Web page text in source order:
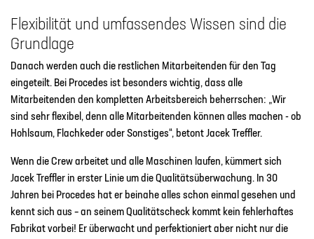
Flexibilität und umfassendes Wissen sind die
Grundlage
Danach werden auch die restlichen Mitarbeitenden für den Tag
eingeteilt. Bei Procedes ist besonders wichtig, dass alle
Mitarbeitenden den kompletten Arbeitsbereich beherrschen: „Wir
sind sehr flexibel, denn alle Mitarbeitenden können alles machen - ob
Hohlsaum, Flachkeder oder Sonstiges“, betont Jacek Treffler.
Wenn die Crew arbeitet und alle Maschinen laufen, kümmert sich
Jacek Treffler in erster Linie um die Qualitätsüberwachung. In 30
Jahren bei Procedes hat er beinahe alles schon einmal gesehen und
kennt sich aus – an seinem Qualitätscheck kommt kein fehlerhaftes
Fabrikat vorbei! Er überwacht und perfektioniert aber nicht nur die